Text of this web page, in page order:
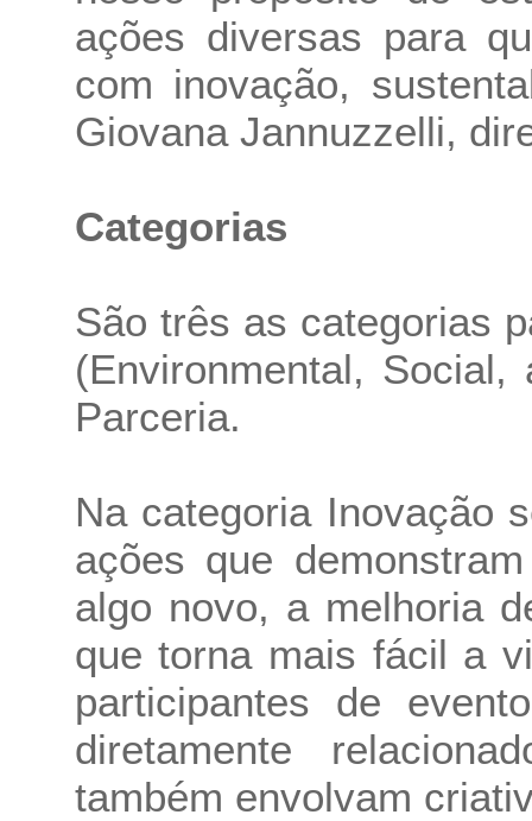
ações diversas para
com inovação,
Giovana Jannuzzelli,
Categorias
São três as categorias
(Environmental,
Parceria.
Na categoria Inovação
ações que
algo novo, a melhoria
que torna mais fácil a
participantes de
diretamente
também envolvam